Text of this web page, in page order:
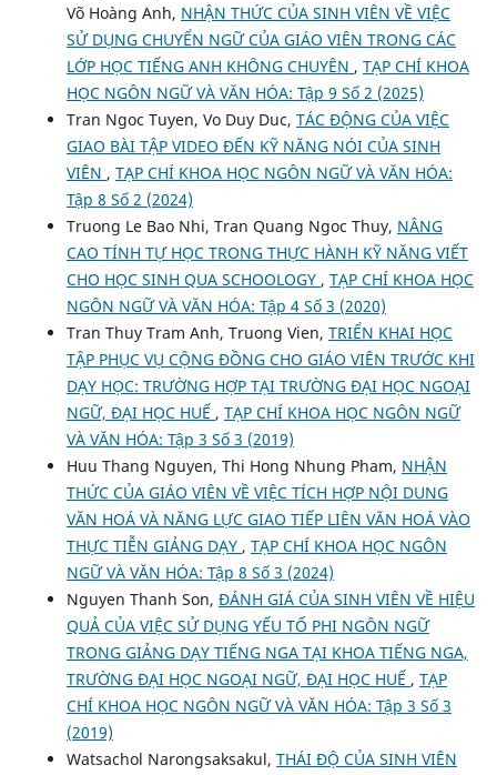
Võ Hoàng Anh, NHẬN THỨC CỦA SINH VIÊN VỀ VIỆC
SỬ DỤNG CHUYỂN NGỮ CỦA GIÁO VIÊN TRONG CÁC
LỚP HỌC TIẾNG ANH KHÔNG CHUYÊN , TẠP CHÍ KHOA
HỌC NGÔN NGỮ VÀ VĂN HÓA: Tập 9 Số 2 (2025)
Tran Ngoc Tuyen, Vo Duy Duc, TÁC ĐỘNG CỦA VIỆC
GIAO BÀI TẬP VIDEO ĐẾN KỸ NĂNG NÓI CỦA SINH
VIÊN , TẠP CHÍ KHOA HỌC NGÔN NGỮ VÀ VĂN HÓA:
Tập 8 Số 2 (2024)
Truong Le Bao Nhi, Tran Quang Ngoc Thuy, NÂNG
CAO TÍNH TỰ HỌC TRONG THỰC HÀNH KỸ NĂNG VIẾT
CHO HỌC SINH QUA SCHOOLOGY , TẠP CHÍ KHOA HỌC
NGÔN NGỮ VÀ VĂN HÓA: Tập 4 Số 3 (2020)
Tran Thuy Tram Anh, Truong Vien, TRIỂN KHAI HỌC
TẬP PHỤC VỤ CỘNG ĐỒNG CHO GIÁO VIÊN TRƯỚC KHI
DẠY HỌC: TRƯỜNG HỢP TẠI TRƯỜNG ĐẠI HỌC NGOẠI
NGỮ, ĐẠI HỌC HUẾ , TẠP CHÍ KHOA HỌC NGÔN NGỮ
VÀ VĂN HÓA: Tập 3 Số 3 (2019)
Huu Thang Nguyen, Thi Hong Nhung Pham, NHẬN
THỨC CỦA GIÁO VIÊN VỀ VIỆC TÍCH HỢP NỘI DUNG
VĂN HOÁ VÀ NĂNG LỰC GIAO TIẾP LIÊN VĂN HOÁ VÀO
THỰC TIỄN GIẢNG DẠY , TẠP CHÍ KHOA HỌC NGÔN
NGỮ VÀ VĂN HÓA: Tập 8 Số 3 (2024)
Nguyen Thanh Son, ĐÁNH GIÁ CỦA SINH VIÊN VỀ HIỆU
QUẢ CỦA VIỆC SỬ DỤNG YẾU TỐ PHI NGÔN NGỮ
TRONG GIẢNG DẠY TIẾNG NGA TẠI KHOA TIẾNG NGA,
TRƯỜNG ĐẠI HỌC NGOẠI NGỮ, ĐẠI HỌC HUẾ , TẠP
CHÍ KHOA HỌC NGÔN NGỮ VÀ VĂN HÓA: Tập 3 Số 3
(2019)
Watsachol Narongsaksakul, THÁI ĐỘ CỦA SINH VIÊN